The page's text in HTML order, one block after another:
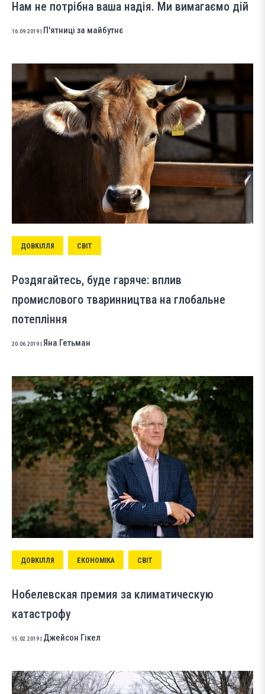
Нам не потрібна ваша надія. Ми вимагаємо дій
16.09.2019 П'ятниці за майбутнє
ДОВКІЛЛЯ СВІТ
Роздягайтесь, буде гаряче: вплив
промислового тваринництва на глобальне
потепління
20.06.2019 Яна Гетьман
ДОВКІЛЛЯ ЕКОНОМІКА СВІТ
Нобелевская премия за климатическую
катастрофу
15.02.2019 Джейсон Гікел